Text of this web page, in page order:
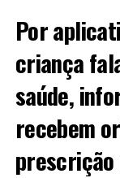
Por
criança
saúde,
recebem
prescrição